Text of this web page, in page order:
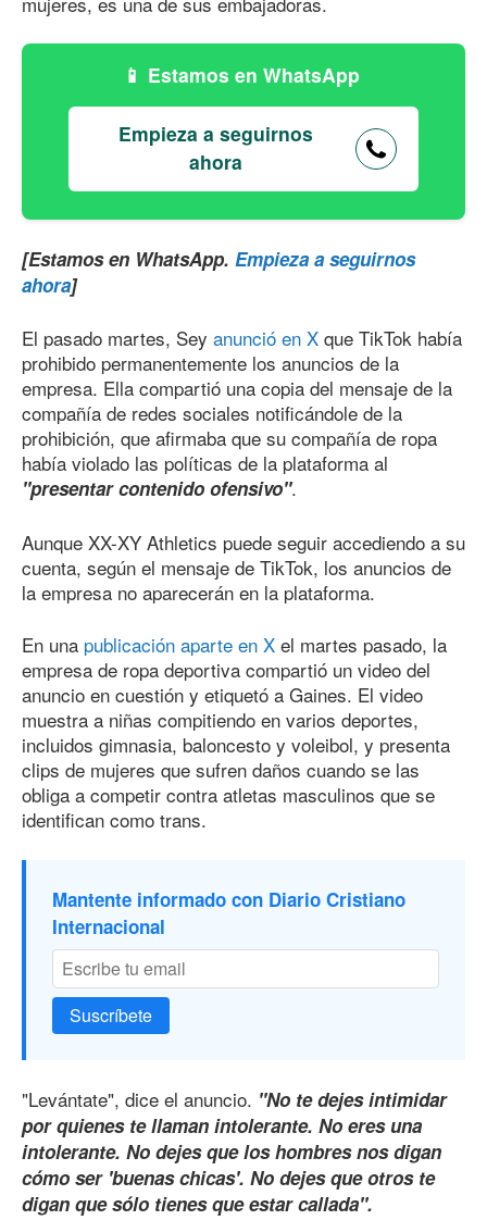
Estamos en WhatsApp
Empieza a seguirnos
ahora
[Estamos en WhatsApp. Empieza a seguirnos
ahora]
El pasado martes, Sey anunció en X que TikTok había
prohibido permanentemente los anuncios de la
empresa. Ella compartió una copia del mensaje de la
compañía de redes sociales notificándole de la
prohibición, que afirmaba que su compañía de ropa
había violado las políticas de la plataforma al
"presentar contenido ofensivo".
Aunque XX-XY Athletics puede seguir accediendo a su
cuenta, según el mensaje de TikTok, los anuncios de
la empresa no aparecerán en la plataforma.
En una publicación aparte en X el martes pasado, la
empresa de ropa deportiva compartió un video del
anuncio en cuestión y etiquetó a Gaines. El video
muestra a niñas compitiendo en varios deportes,
incluidos gimnasia, baloncesto y voleibol, y presenta
clips de mujeres que sufren daños cuando se las
obliga a competir contra atletas masculinos que se
identifican como trans.
Mantente informado con Diario Cristiano
Internacional
Suscríbete
"Levántate", dice el anuncio. "No te dejes intimidar
por quienes te llaman intolerante. No eres una
intolerante. No dejes que los hombres nos digan
cómo ser 'buenas chicas'. No dejes que otros te
digan que sólo tienes que estar callada".